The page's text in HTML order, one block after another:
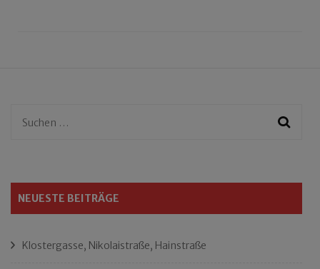
Suchen
NEUESTE BEITRÄGE
Klostergasse, Nikolaistraße, Hainstraße